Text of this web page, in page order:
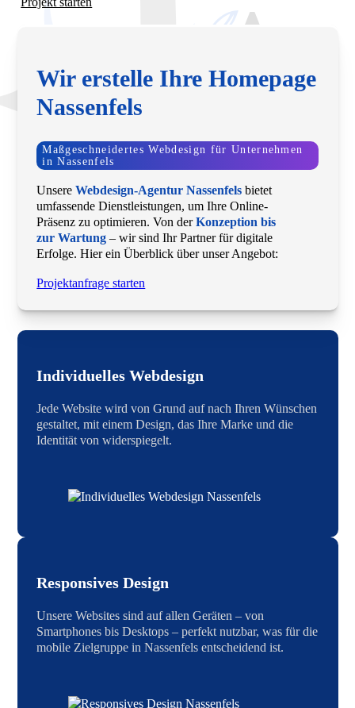
Wir erstelle Ihre Homepage
Nassenfels
Maßgeschneidertes Webdesign für Unternehmen
in Nassenfels
UnsereWebdesign-Agentur Nassenfels bietet
umfassende Dienstleistungen, um Ihre Online-
Präsenz zu optimieren. Von derKonzeption bis
zur Wartung – wir sind Ihr Partner für digitale
Erfolge. Hier ein Überblick über unser Angebot:
Projektanfrage starten
Individuelles Webdesign
Jede Website wird von Grund auf nach Ihren Wünschen
gestaltet, mit einem Design, das Ihre Marke und die
Identität von widerspiegelt.
Responsives Design
Unsere Websites sind auf allen Geräten – von
Smartphones bis Desktops – perfekt nutzbar, was für die
mobile Zielgruppe in Nassenfels entscheidend ist.